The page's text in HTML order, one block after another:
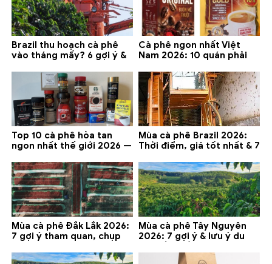
Brazil thu hoạch cà phê
vào tháng mấy? 6 gợi ý &
Cà phê ngon nhất Việt
Nam 2026: 10 quán phải
Lạt
Top 10 cà phê hòa tan
ngon nhất thế giới 2026 —
Mùa cà phê Brazil 2026:
Thời điểm, giá tốt nhất & 7
Mùa cà phê Đắk Lắk 2026:
7 gợi ý tham quan, chụp
Mùa cà phê Tây Nguyên
2026: 7 gợi ý & lưu ý du